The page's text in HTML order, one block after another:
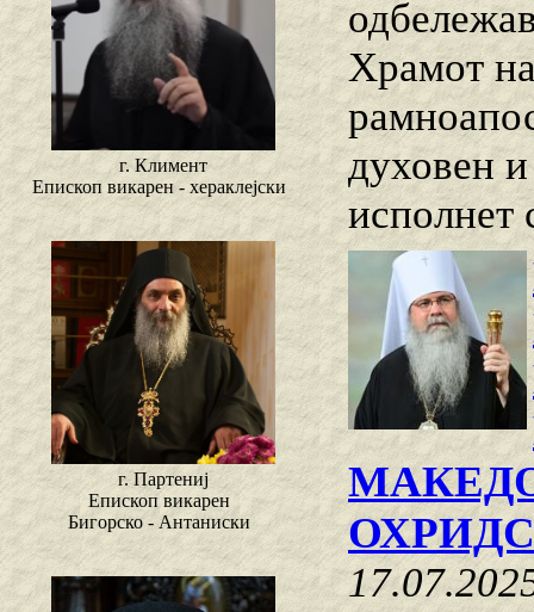
г. Климент
Епископ викарен - хераклејски
г. Партениј
Епископ викарен
Бигорско - Антаниски
Храмот
духовен